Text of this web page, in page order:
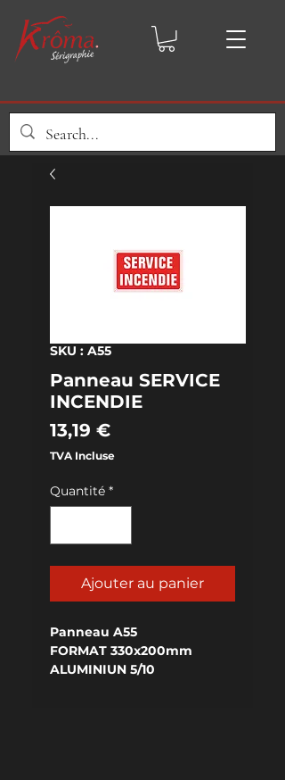
SKU : A55
Panneau SERVICE
INCENDIE
13,19 €Prix
TVA Incluse
Quantité *
Ajouter au panier
Panneau A55
FORMAT 330x200mm
ALUMINIUN 5/10